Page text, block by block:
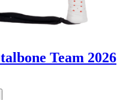
Team 2026